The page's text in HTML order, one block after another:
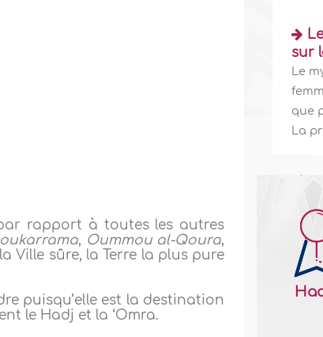
rapport à toutes les autres
, Oummou al-Qoura,
Ville sûre, la Terre la plus pure
puisqu’elle est la destination
le Hadj et la ‘Omra.
sur
Le
que
La